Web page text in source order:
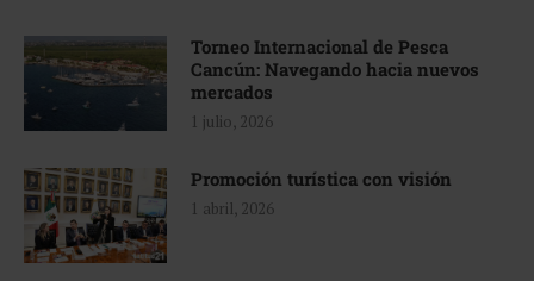
Torneo Internacional de Pesca
Cancún: Navegando hacia nuevos
mercados
1 julio, 2026
Promoción turística con visión
1 abril, 2026